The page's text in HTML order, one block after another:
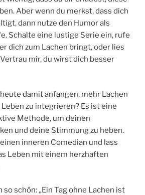
Aber wenn du merkst, dass dich
dann nutze den Humor als
Schalte eine lustige Serie ein, rufe
dich zum Lachen bringt, oder lies
mir, du wirst dich besser
damit anfangen, mehr Lachen
zu integrieren? Es ist eine
Methode, um deinen
und deine Stimmung zu heben.
inneren Comedian und lass
Leben mit einem herzhaften
so schön: „Ein Tag ohne Lachen ist